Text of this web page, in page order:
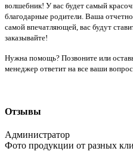
волшебник! У вас будет самый
благодарные родители. Ваша
самой впечатляющей, вас будут
заказывайте!
Нужна помощь? Позвоните или
менеджер ответит на все ваши
Отзывы
Администратор
Фото продукции от разных